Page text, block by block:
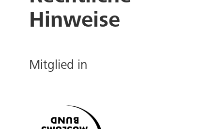
Hinweise
Mitglied in